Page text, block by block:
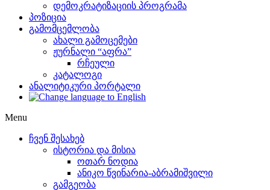
დემოკრატიზაციის პროგრამა
პოზიცია
გამომცემლობა
ახალი გამოცემები
ჟურნალი “აფრა”
რჩეული
კატალოგი
ანალიტიკური პორტალი
Menu
ჩვენ შესახებ
ისტორია და მისია
ოთარ ნოდია
ანიკო წვინარია-აბრამიშვილი
გამგეობა